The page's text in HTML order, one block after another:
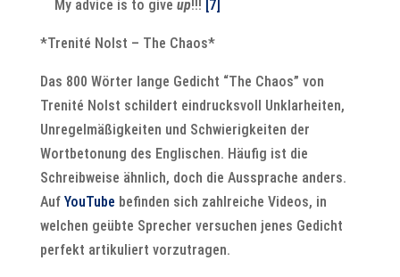
My advice is to give up!!! [7]
*Trenité Nolst – The Chaos*
Das 800 Wörter lange Gedicht “The Chaos” von
Trenité Nolst schildert eindrucksvoll Unklarheiten,
Unregelmäßigkeiten und Schwierigkeiten der
Wortbetonung des Englischen. Häufig ist die
Schreibweise ähnlich, doch die Aussprache anders.
Auf YouTube befinden sich zahlreiche Videos, in
welchen geübte Sprecher versuchen jenes Gedicht
perfekt artikuliert vorzutragen.